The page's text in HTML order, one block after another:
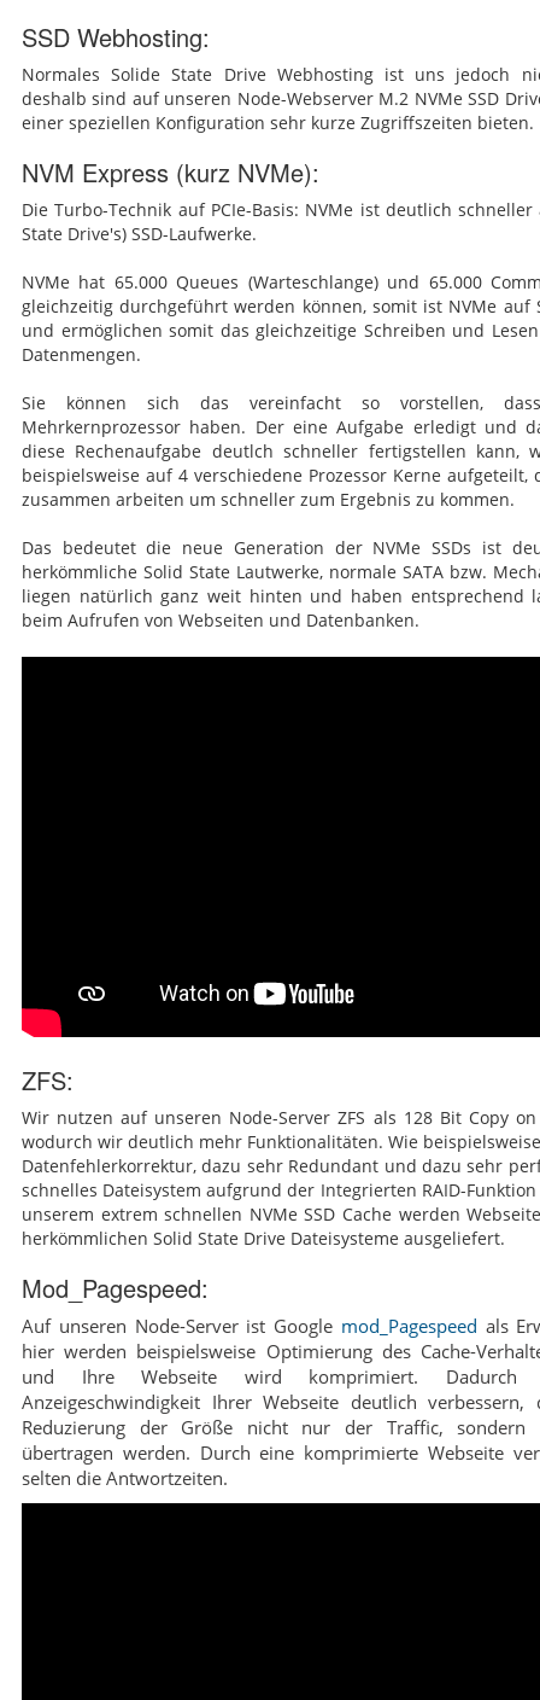
SSD Webhosting:
Normales Solide State Drive Webhosting ist uns jedoch
deshalb sind auf unseren Node-Webserver M.2 NVMe SSD
einer speziellen Konfiguration sehr kurze Zugriffszeiten bieten.
NVM Express (kurz NVMe):
Die Turbo-Technik auf PCIe-Basis: NVMe ist deutlich
State Drive's) SSD-Laufwerke.
NVMe hat 65.000 Queues (Warteschlange) und 65.000
gleichzeitig durchgeführt werden können, somit ist NVMe auf
und ermöglichen somit das gleichzeitige Schreiben und
Datenmengen.
Sie können sich das vereinfacht so vorstellen,
Mehrkernprozessor haben. Der eine Aufgabe erledigt und
diese Rechenaufgabe deutlch schneller fertigstellen kann,
beispielsweise auf 4 verschiedene Prozessor Kerne
zusammen arbeiten um schneller zum Ergebnis zu kommen.
Das bedeutet die neue Generation der NVMe SSDs ist
herkömmliche Solid State Lautwerke, normale SATA bzw.
liegen natürlich ganz weit hinten und haben entsprechend
beim Aufrufen von Webseiten und Datenbanken.
ZFS:
Wir nutzen auf unseren Node-Server ZFS als 128 Bit Copy
wodurch wir deutlich mehr Funktionalitäten. Wie
Datenfehlerkorrektur, dazu sehr Redundant und dazu sehr
schnelles Dateisystem aufgrund der Integrierten RAID-
unserem extrem schnellen NVMe SSD Cache werden
herkömmlichen Solid State Drive Dateisysteme ausgeliefert.
Mod_Pagespeed:
Auf unseren Node-Server ist Google mod_Pagespeed als
hier werden beispielsweise Optimierung des Cache-
und Ihre Webseite wird komprimiert.
Anzeigeschwindigkeit Ihrer Webseite deutlich
Reduzierung der Größe nicht nur der Traffic, sondern
übertragen werden. Durch eine komprimierte Webseite
selten die Antwortzeiten.